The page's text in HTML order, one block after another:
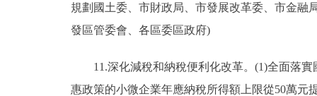
規劃國土委、市財政局、市發展改革委、市金融
發區管委會、各區委區政府)
11.深化減稅和納稅便利化改革。(1)全面落實
惠政策的小微企業年應納稅所得額上限從50萬元